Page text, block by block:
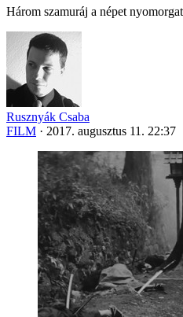
Három szamuráj a népet
Rusznyák Csaba
FILM · 2017. augusztus 11. 22:37